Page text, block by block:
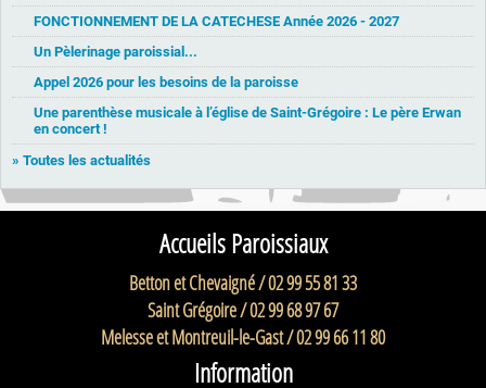
FONCTIONNEMENT DE LA CATECHESE Année 2026 - 2027
Un Pèlerinage paroissial...
Appel 2026 pour les besoins de la paroisse
Une parenthèse musicale à l’église de Saint-Grégoire : Le père Erwan
en concert !
» Toutes les actualités
Accueils Paroissiaux
Betton et Chevaigné / 02 99 55 81 33
Saint Grégoire / 02 99 68 97 67
Melesse et Montreuil-le-Gast / 02 99 66 11 80
Information